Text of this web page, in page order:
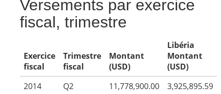
Versements par exercice
fiscal, trimestre
Exercice
fiscal
Trimestre
fiscal
Montant
(USD)
Libéria
Montant
(USD)
2014
Q2 11,778,900.00 3,925,895.59